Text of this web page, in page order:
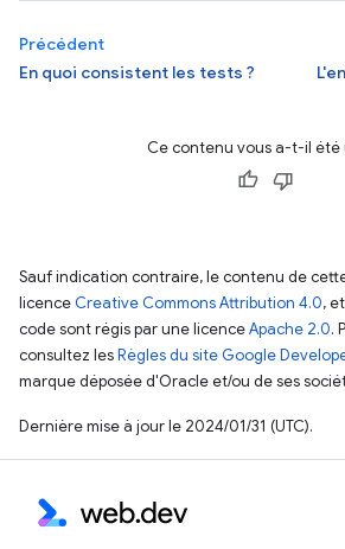
Précédent
En quoi consistent les tests ?
Ce contenu vous a-t-il été
Sauf indication contraire, le contenu de
licence Creative Commons Attribution 4.0,
code sont régis par une licenceApache 2.0.
consultez lesRègles du site Google
marque déposée d'Oracle et/ou de ses
Dernière mise à jour le 2024/01/31 (UTC).